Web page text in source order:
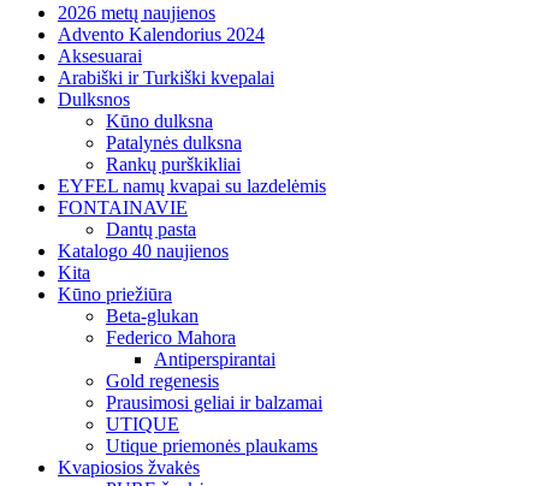
2026 metų naujienos
Advento Kalendorius 2024
Aksesuarai
Arabiški ir Turkiški kvepalai
Dulksnos
Kūno dulksna
Patalynės dulksna
Rankų purškikliai
EYFEL namų kvapai su lazdelėmis
FONTAINAVIE
Dantų pasta
Katalogo 40 naujienos
Kita
Kūno priežiūra
Beta-glukan
Federico Mahora
Antiperspirantai
Gold regenesis
Prausimosi geliai ir balzamai
UTIQUE
Utique priemonės plaukams
Kvapiosios žvakės